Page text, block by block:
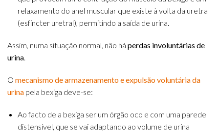
relaxamento do anel muscular que existe à volta da uretra
(esfíncter uretral), permitindo a saída de urina.
Assim, numa situação normal, não há perdas involuntárias de
urina.
O mecanismo de armazenamento e expulsão voluntária da
urina pela bexiga deve-se:
Ao facto de a bexiga ser um órgão oco e com uma parede
distensível, que se vai adaptando ao volume de urina